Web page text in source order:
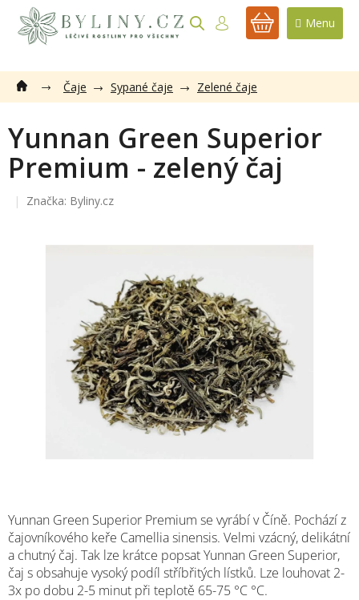
obsah
NÁKUPNÍ
Čaje Sypané čaje Zelené čaje
Yunnan Green Superior
Premium - zelený čaj
Značka: Byliny.cz
Yunnan Green Superior Premium se vyrábí v Číně. Pochází z
čajovníkového keře Camellia sinensis. Velmi vzácný, delikátní
a chutný čaj. Tak lze krátce popsat Yunnan Green Superior,
čaj s obsahuje vysoký podíl stříbřitých lístků. Lze louhovat 2-
3x po dobu 2-5 minut při teplotě 65-75 °C °C.